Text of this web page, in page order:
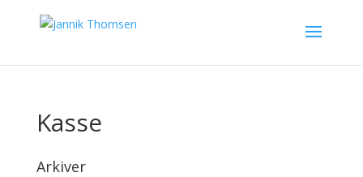
Kasse
Arkiver